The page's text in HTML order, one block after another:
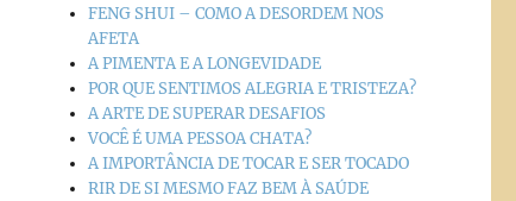
FENG SHUI – COMO A DESORDEM NOS
AFETA
A PIMENTA E A LONGEVIDADE
POR QUE SENTIMOS ALEGRIA E TRISTEZA?
A ARTE DE SUPERAR DESAFIOS
VOCÊ É UMA PESSOA CHATA?
A IMPORTÂNCIA DE TOCAR E SER TOCADO
RIR DE SI MESMO FAZ BEM À SAÚDE